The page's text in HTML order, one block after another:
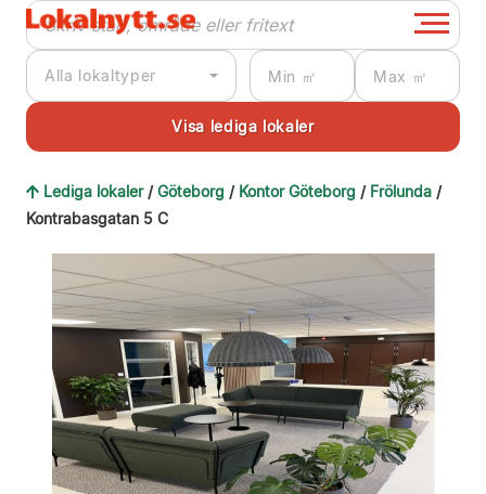
Alla lokaltyper
Lediga lokaler /Göteborg / Kontor Göteborg / Frölunda /
Kontrabasgatan 5 C